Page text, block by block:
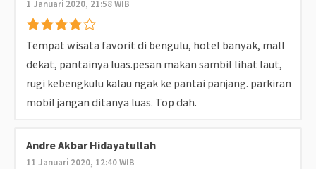
1 Januari 2020, 21:58 WIB
Tempat wisata favorit di bengulu, hotel banyak, mall
dekat, pantainya luas.pesan makan sambil lihat laut,
rugi kebengkulu kalau ngak ke pantai panjang. parkiran
mobil jangan ditanya luas. Top dah.
Andre Akbar Hidayatullah
11 Januari 2020, 12:40 WIB